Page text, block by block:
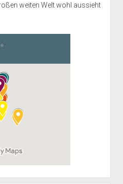
weiten Welt wohl aussieht